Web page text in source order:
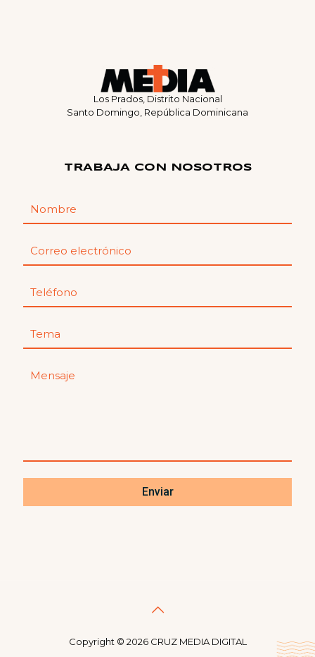
Los Prados, Distrito Nacional
Santo Domingo, República Dominicana
TRABAJA CON NOSOTROS
Copyright © 2026 CRUZ MEDIA DIGITAL